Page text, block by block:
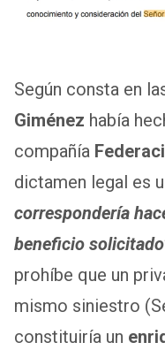
Según consta en
Giménez había
compañía
dictamen legal es
correspondería
beneficio
prohíbe que un
mismo siniestro
constituiría un